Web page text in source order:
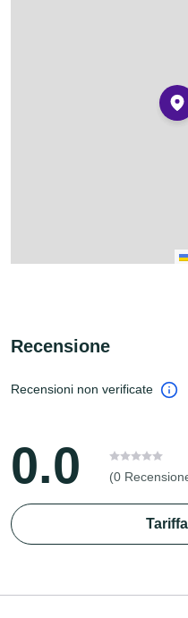
Recensione
Recensioni non verificate
0.0 (0